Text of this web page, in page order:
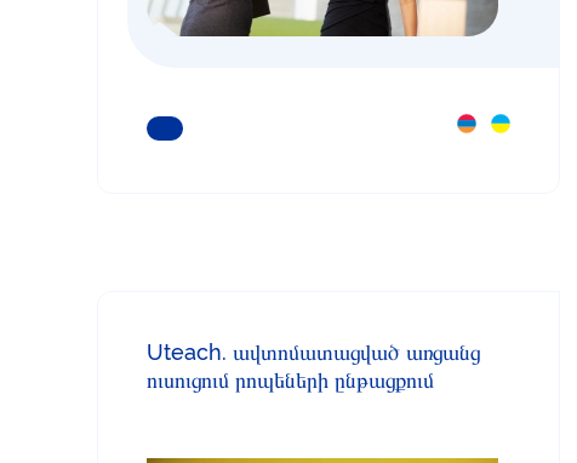
ԿԱՐԴԱՑԵՔ ԱՎԵԼԻՆ
Uteach. ավտոմատացված առցանց
ուսուցում րոպեների ընթացքում